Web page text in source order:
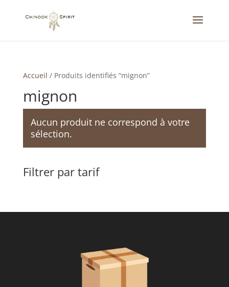
Accueil / Produits identifiés “mignon”
mignon
Aucun produit ne correspond à votre
sélection.
Filtrer par tarif